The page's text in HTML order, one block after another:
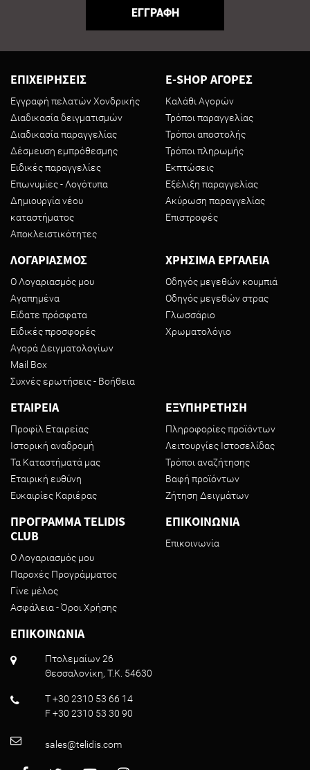
ΕΓΓΡΑΦΗ
ΕΠΙΧΕΙΡΗΣΕΙΣ
Εγγραφή πελατών Χονδρικής
Διαδικασία δειγματισμών
Διαδικασία παραγγελίας
Δέσμευση εμπρόθεσμης
Ειδικές παραγγελίες
Επωνυμίες - Λογότυπα
Δημιουργία νέου
καταστήματος
Αποκλειστικότητες
E-SHOP ΑΓΟΡΕΣ
Καλάθι Αγορών
Τρόποι παραγγελίας
Τρόποι αποστολής
Τρόποι πληρωμής
Εκπτώσεις
Εξέλιξη παραγγελίας
Ακύρωση παραγγελίας
Επιστροφές
ΛΟΓΑΡΙΑΣΜΟΣ
Ο Λογαριασμός μου
Αγαπημένα
Είδατε πρόσφατα
Ειδικές προσφορές
Αγορά Δειγματολογίων
Mail Box
Συχνές ερωτήσεις - Βοήθεια
ΧΡΗΣΙΜΑ ΕΡΓΑΛΕΙΑ
Οδηγός μεγεθών κουμπιά
Οδηγός μεγεθών στρας
Γλωσσάριο
Χρωματολόγιο
ΕΤΑΙΡΕΙΑ
Προφίλ Εταιρείας
Ιστορική αναδρομή
Τα Καταστήματά μας
Εταιρική ευθύνη
Ευκαιρίες Καριέρας
ΕΞΥΠΗΡΕΤΗΣΗ
Πληροφορίες προϊόντων
Λειτουργίες Ιστοσελίδας
Τρόποι αναζήτησης
Βαφή προϊόντων
Ζήτηση Δειγμάτων
ΠΡΟΓΡΑΜΜΑ TELIDIS
CLUB
Ο Λογαριασμός μου
Παροχές Προγράμματος
Γίνε μέλος
Ασφάλεια - Όροι Χρήσης
ΕΠΙΚΟΙΝΩΝΙΑ
Επικοινωνία
ΕΠΙΚΟΙΝΩΝΙΑ
Πτολεμαίων 26
Θεσσαλονίκη, T.K. 54630
T +30 2310 53 66 14
F +30 2310 53 30 90
sales@telidis.com